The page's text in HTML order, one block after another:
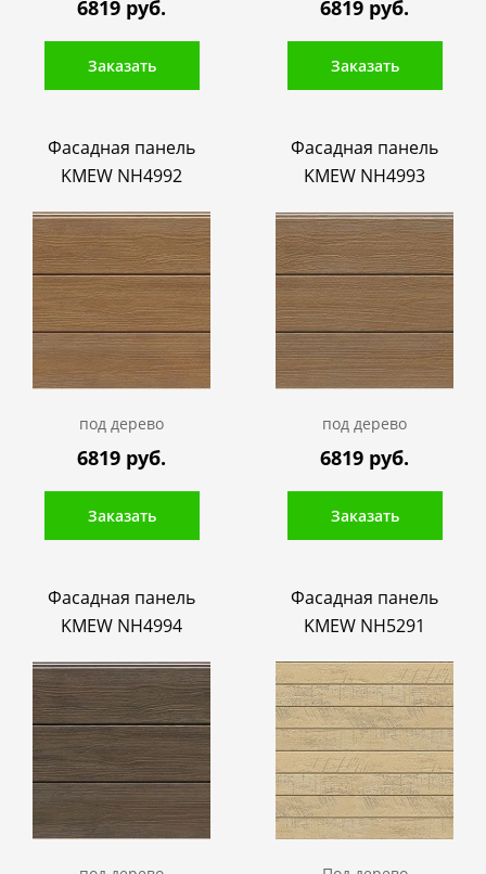
6819 руб.
Заказать
6819 руб.
Заказать
Фасадная панель
KMEW NH4992
под дерево
6819 руб.
Заказать
Фасадная панель
KMEW NH4993
под дерево
6819 руб.
Заказать
Фасадная панель
KMEW NH4994
Фасадная панель
KMEW NH5291